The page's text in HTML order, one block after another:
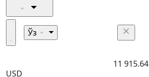
Ўз
USD
11 915.64